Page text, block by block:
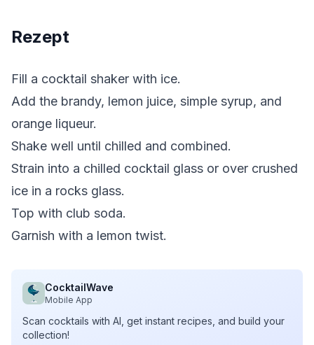
Rezept
Fill a cocktail shaker with ice.
Add the brandy, lemon juice, simple syrup, and
orange liqueur.
Shake well until chilled and combined.
Strain into a chilled cocktail glass or over crushed
ice in a rocks glass.
Top with club soda.
Garnish with a lemon twist.
CocktailWave
Mobile App
Scan cocktails with AI, get instant recipes, and build your
collection!